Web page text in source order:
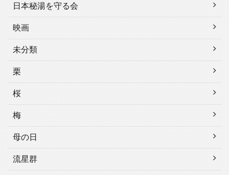
日本秘湯を守る会
映画
未分類
栗
桜
梅
母の日
流星群